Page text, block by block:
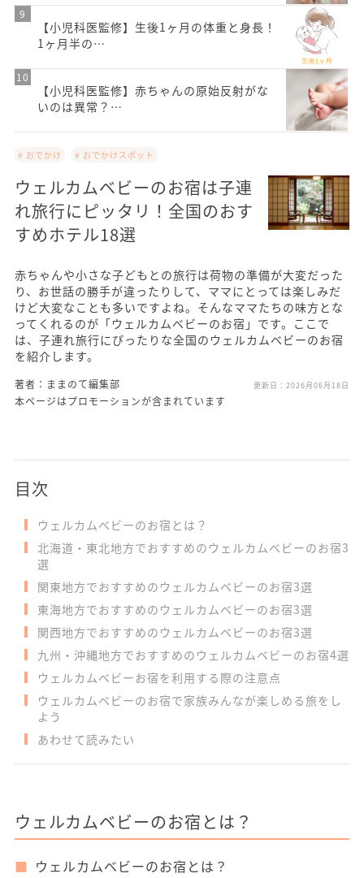
【小児科医監修】生後1ヶ月の体重と身長！
1ヶ月半の…
【小児科医監修】赤ちゃんの原始反射がな
いのは異常？…
# おでかけ # おでかけスポット
ウェルカムベビーのお宿は子連
れ旅行にピッタリ！全国のおす
すめホテル18選
赤ちゃんや小さな子どもとの旅行は荷物の準備が大変だった
り、お世話の勝手が違ったりして、ママにとっては楽しみだ
けど大変なことも多いですよね。そんなママたちの味方とな
ってくれるのが「ウェルカムベビーのお宿」です。ここで
は、子連れ旅行にぴったりな全国のウェルカムベビーのお宿
を紹介します。
著者：ままのて編集部 更新日： 2026月06月18日
本ページはプロモーションが含まれています
目次
ウェルカムベビーのお宿とは？
北海道・東北地方でおすすめのウェルカムベビーのお宿3
選
関東地方でおすすめのウェルカムベビーのお宿3選
東海地方でおすすめのウェルカムベビーのお宿3選
関西地方でおすすめのウェルカムベビーのお宿3選
九州・沖縄地方でおすすめのウェルカムベビーのお宿4選
ウェルカムベビーお宿を利用する際の注意点
ウェルカムベビーのお宿で家族みんなが楽しめる旅をし
よう
あわせて読みたい
ウェルカムベビーのお宿とは？
ウェルカムベビーのお宿とは？